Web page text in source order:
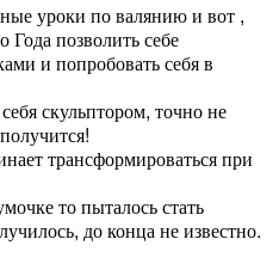
уроки по валянию и вот ,
Года позволить себе
и попробовать себя в
скульптором, точно не
трансформироваться при
то пыталось стать
до конца не известно.